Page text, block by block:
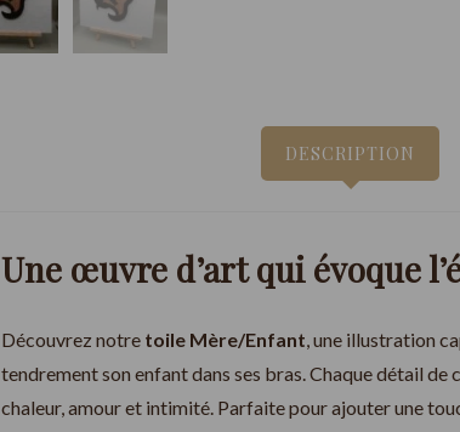
DESCRIPTION
Une œuvre d’art qui évoque
Découvrez notre toile Mère/Enfant , une illustration
tendrement son enfant dans ses bras. Chaque détail
chaleur, amour et intimité. Parfaite pour ajouter une